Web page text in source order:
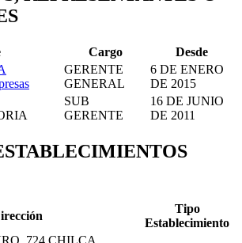
Cargo
Desde
GERENTE
GENERAL
6 DE ENERO
DE 2015
SUB
GERENTE
16 DE JUNIO
DE 2011
Tipo
Establecimiento
724 CHILCA